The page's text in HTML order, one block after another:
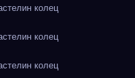
колец
колец
колец